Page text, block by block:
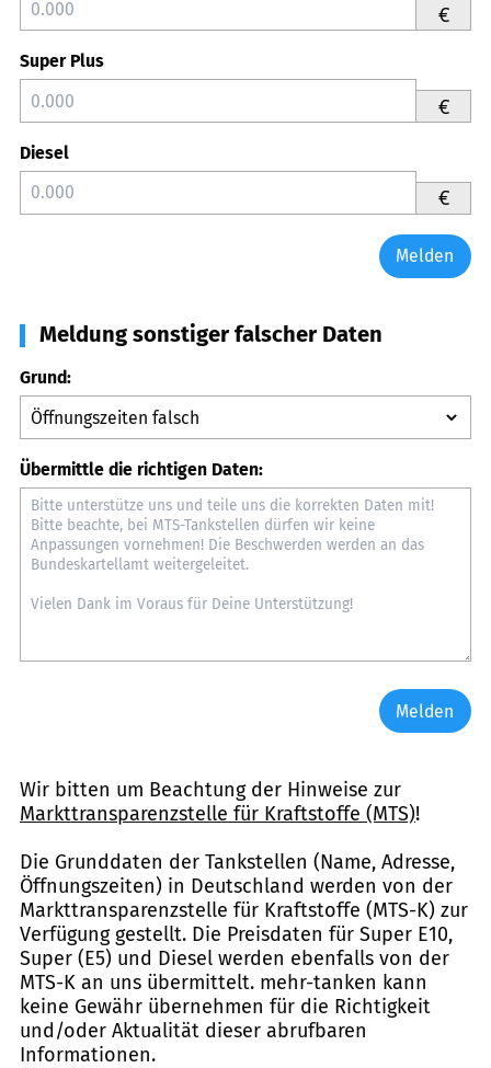
€
Super Plus
€
Diesel
€
Melden
Meldung sonstiger falscher Daten
Grund:
Übermittle die richtigen Daten:
Melden
Wir bitten um Beachtung der Hinweise zur
Markttransparenzstelle für Kraftstoffe (MTS)!
Die Grunddaten der Tankstellen (Name, Adresse,
Öffnungszeiten) in Deutschland werden von der
Markttransparenzstelle für Kraftstoffe (MTS-K) zur
Verfügung gestellt. Die Preisdaten für Super E10,
Super (E5) und Diesel werden ebenfalls von der
MTS-K an uns übermittelt. mehr-tanken kann
keine Gewähr übernehmen für die Richtigkeit
und/oder Aktualität dieser abrufbaren
Informationen.